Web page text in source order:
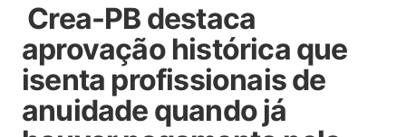
Crea-PB destaca
aprovação histórica que
isenta profissionais de
anuidade quando já